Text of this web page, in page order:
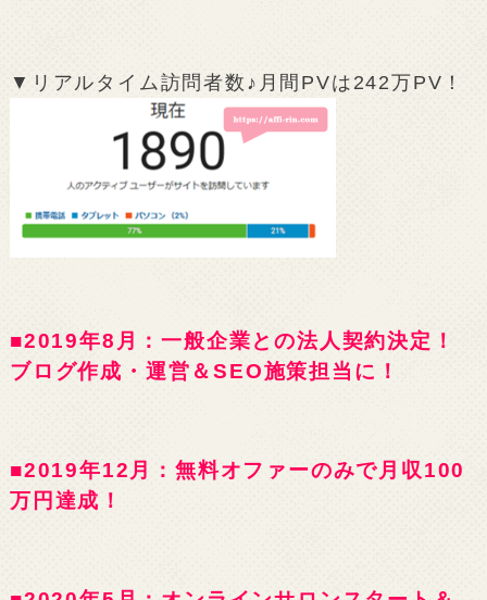
▼リアルタイム訪問者数♪月間PVは242万PV！
■2019年8月：一般企業との法人契約決定！
ブログ作成・運営＆SEO施策担当に！
■2019年12月：無料オファーのみで月収100
万円達成！